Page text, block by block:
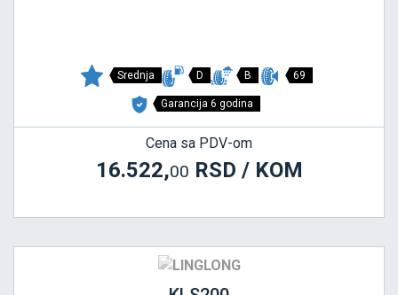
Srednja D B 69
Garancija 6 godina
Cena sa PDV-om
16.522,00 RSD / KOM